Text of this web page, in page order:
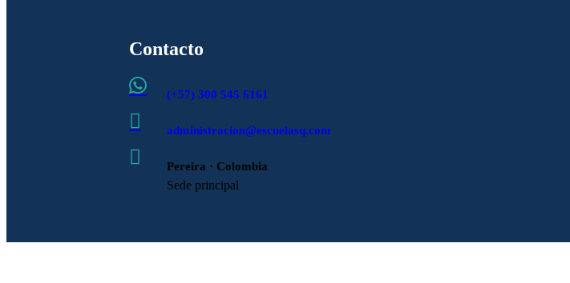
Contacto

(+57) 300 545 6161
 administracion@escuelasq.com
 Pereira · Colombia
Sede principal